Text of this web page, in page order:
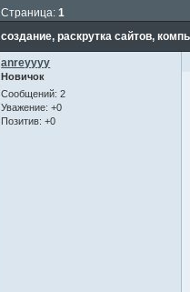
создание, раскрутка сайтов,
Страница:1
anreyyyy
Новичок
Сообщений: 2
Уважение: +0
Позитив: +0